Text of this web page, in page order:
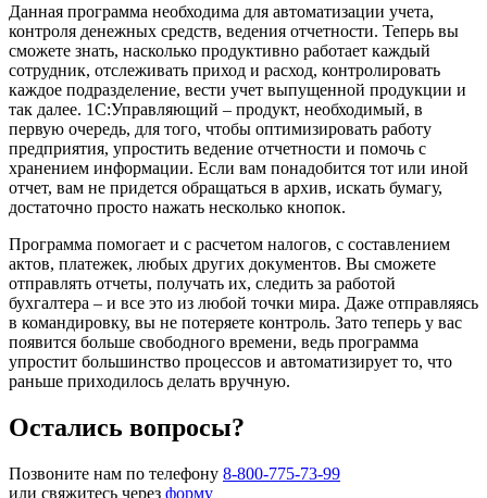
Данная программа необходима для автоматизации учета,
контроля денежных средств, ведения отчетности. Теперь вы
сможете знать, насколько продуктивно работает каждый
сотрудник, отслеживать приход и расход, контролировать
каждое подразделение, вести учет выпущенной продукции и
так далее. 1С:Управляющий – продукт, необходимый, в
первую очередь, для того, чтобы оптимизировать работу
предприятия, упростить ведение отчетности и помочь с
хранением информации. Если вам понадобится тот или иной
отчет, вам не придется обращаться в архив, искать бумагу,
достаточно просто нажать несколько кнопок.
Программа помогает и с расчетом налогов, с составлением
актов, платежек, любых других документов. Вы сможете
отправлять отчеты, получать их, следить за работой
бухгалтера – и все это из любой точки мира. Даже отправляясь
в командировку, вы не потеряете контроль. Зато теперь у вас
появится больше свободного времени, ведь программа
упростит большинство процессов и автоматизирует то, что
раньше приходилось делать вручную.
Остались вопросы?
Позвоните нам по телефону 8-800-775-73-99
или свяжитесь через форму